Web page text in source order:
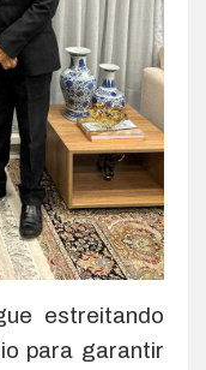
estreitando
para garantir